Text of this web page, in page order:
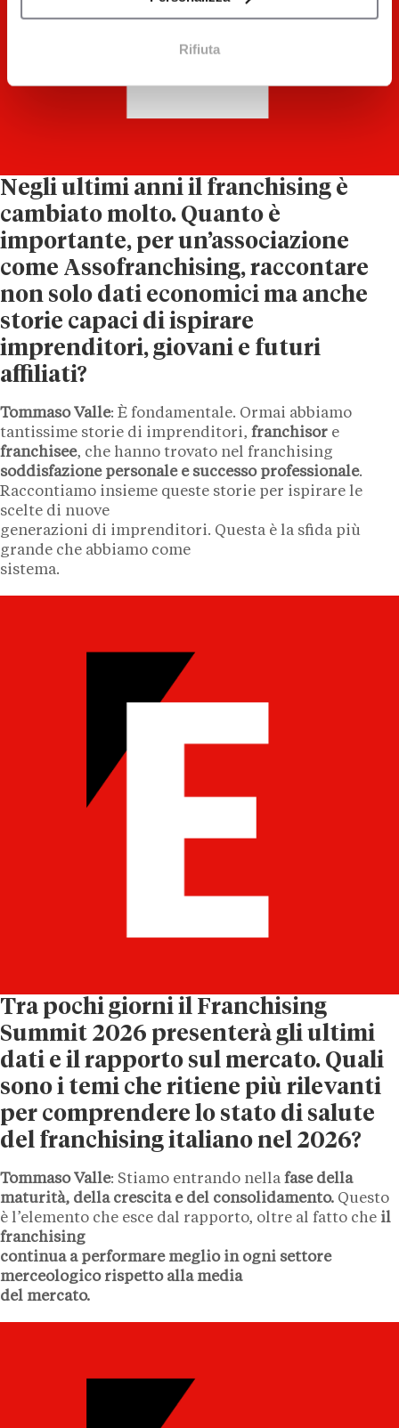
Rifiuta
Negli ultimi anni il franchising è
cambiato molto. Quanto è
importante, per un’associazione
come Assofranchising, raccontare
non solo dati economici ma anche
storie capaci di ispirare
imprenditori, giovani e futuri
affiliati?
Tommaso Valle: È fondamentale. Ormai abbiamo
tantissime storie di imprenditori, franchisor e
franchisee, che hanno trovato nel franchising
soddisfazione personale e successo professionale.
Raccontiamo insieme queste storie per ispirare le
scelte di nuove
generazioni di imprenditori. Questa è la sfida più
grande che abbiamo come
sistema.
Tra pochi giorni il Franchising
Summit 2026 presenterà gli ultimi
dati e il rapporto sul mercato. Quali
sono i temi che ritiene più rilevanti
per comprendere lo stato di salute
del franchising italiano nel 2026?
Tommaso Valle: Stiamo entrando nella fase della
maturità, della crescita e del consolidamento. Questo
è l’elemento che esce dal rapporto, oltre al fatto che il
franchising
continua a performare meglio in ogni settore
merceologico rispetto alla media
del mercato.